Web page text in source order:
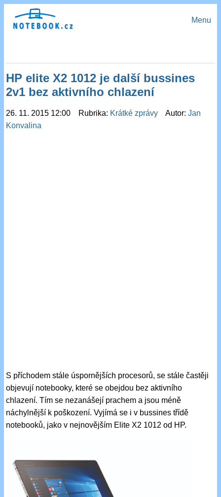
Menu
HP elite X2 1012 je další bussines
2v1 bez aktivního chlazení
26. 11. 2015 12:00 Rubrika: Krátké zprávy Autor:Jan
Konvalina
S příchodem stále úspornějších procesorů, se stále častěji
objevují notebooky, které se obejdou bez aktivního
chlazení. Tím se nezanášejí prachem a jsou méně
náchylnější k poškození. Vyjímá se i v bussines třídě
notebooků, jako v nejnovějším Elite X2 1012 od HP.